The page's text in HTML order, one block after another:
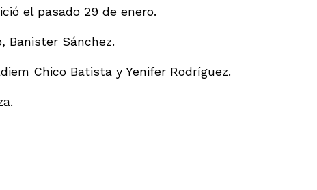
el pasado 29 de enero.
Banister Sánchez.
Chico Batista y Yenifer Rodríguez.